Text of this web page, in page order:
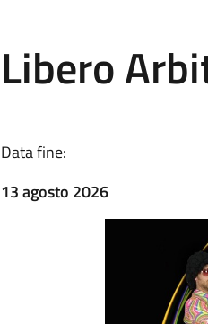
Data fine:
13 agosto 2026